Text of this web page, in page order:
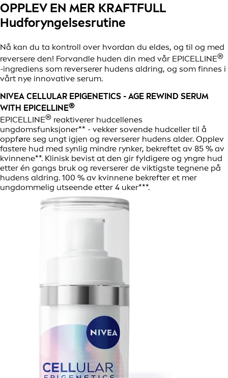
OPPLEV EN MER KRAFTFULL
Hudforyngelsesrutine
Nå kan du ta kontroll over hvordan du eldes, og til og med
reversere den! Forvandle huden din med vår EPICELLINE®
-ingrediens som reverserer hudens aldring, og som finnes i
vårt nye innovative serum.
NIVEA CELLULAR EPIGENETICS - AGE REWIND SERUM
WITH EPICELLINE®
EPICELLINE® reaktiverer hudcellenes
ungdomsfunksjoner** - vekker sovende hudceller til å
oppføre seg ungt igjen og reverserer hudens alder. Opplev
fastere hud med synlig mindre rynker, bekreftet av 85 % av
kvinnene**. Klinisk bevist at den gir fyldigere og yngre hud
etter én gangs bruk og reverserer de viktigste tegnene på
hudens aldring. 100 % av kvinnene bekrefter et mer
ungdommelig utseende etter 4 uker***.